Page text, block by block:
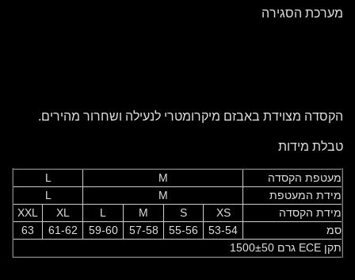
מערכת הסגירה
הקסדה מצוידת באבזם מיקרומטרי לנעילה ושחרור מהירים.
טבלת מידות
מעטפת הקסדה M
L
מידת המעטפת
M
L
מידת הקסדה
XS
S
M
L
XL
XXL
סמ
53-54
55-56
57-58
59-60
61-62
63
תקן ECE גרם 1500±50